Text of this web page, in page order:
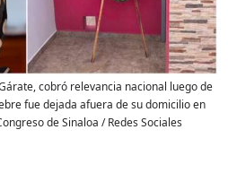
cobró relevancia nacional luego de
fue dejada afuera de su domicilio en
de Sinaloa / Redes Sociales